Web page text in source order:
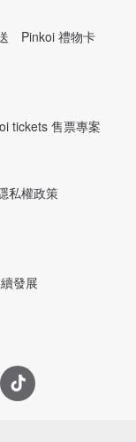
Pinkoi 禮物卡
tickets 售票專案
私權政策
發展